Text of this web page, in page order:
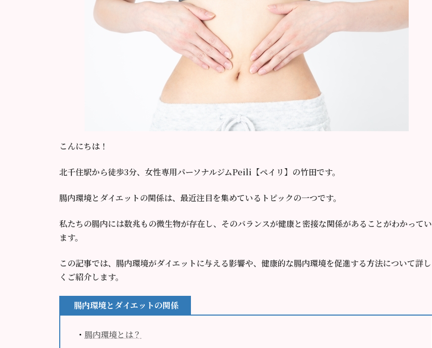
こんにちは！
北千住駅から徒歩3分、女性専用パーソナルジムPeili【ペイリ】の竹田です。
腸内環境とダイエットの関係は、最近注目を集めているトピックの一つです。
私たちの腸内には数兆もの微生物が存在し、そのバランスが健康と密接な関係があることがわかってい
ます。
この記事では、腸内環境がダイエットに与える影響や、健康的な腸内環境を促進する方法について詳し
くご紹介します。
腸内環境とダイエットの関係
・ 腸内環境とは？